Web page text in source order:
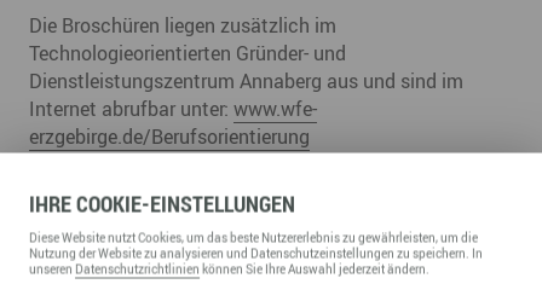
Die Broschüren liegen zusätzlich im
Technologieorientierten Gründer- und
Dienstleistungszentrum Annaberg aus und sind im
Internet abrufbar unter: www.wfe-
erzgebirge.de/Berufsorientierung
UNSERE ZUGEHÖRIGEN
IHRECOOKIE-EINSTELLUNGEN
DieseWebsitenutzt Cookies, um das beste Nutzererlebnis zu gewährleisten, um die
Nutzung derWebsitezu analysieren und Datenschutzeinstellungen zu speichern. In
unseren Datenschutzrichtlinien können Sie Ihre Auswahl jederzeit ändern.